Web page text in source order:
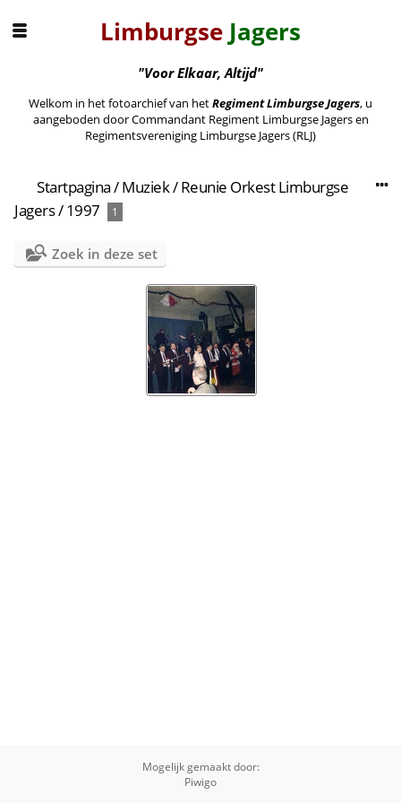
Limburgse Jagers
"Voor Elkaar, Altijd"
Welkom in het fotoarchief van hetRegiment Limburgse Jagers, u
aangeboden door Commandant Regiment Limburgse Jagers en
Regimentsvereniging Limburgse Jagers (RLJ)
Startpagina/Muziek/Reunie Orkest Limburgse
Jagers/1997 1
Zoek in deze set
Mogelijk gemaakt door:
Piwigo